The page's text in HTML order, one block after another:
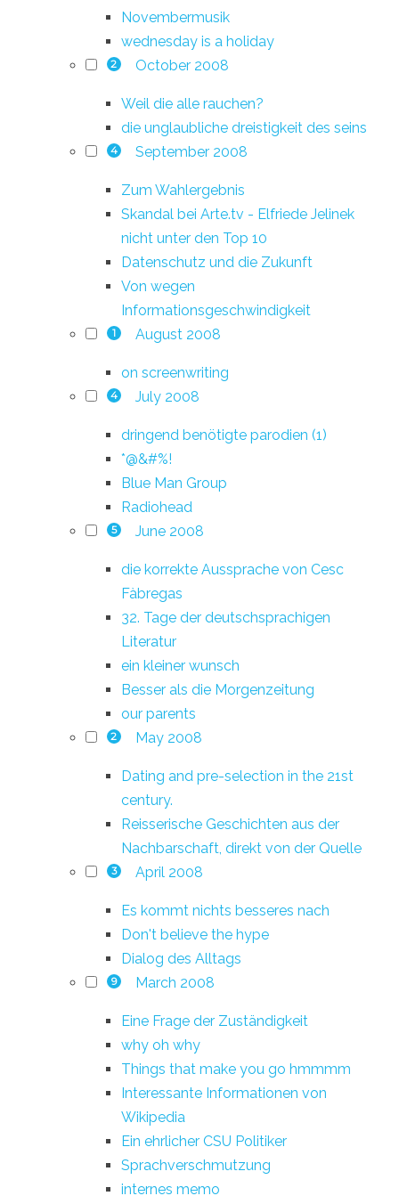
Novembermusik
wednesday is a holiday
2 October 2008
Weil die alle rauchen?
die unglaubliche dreistigkeit des seins
4 September 2008
Zum Wahlergebnis
Skandal bei Arte.tv - Elfriede Jelinek
nicht unter den Top 10
Datenschutz und die Zukunft
Von wegen
Informationsgeschwindigkeit
1 August 2008
on screenwriting
4 July 2008
dringend benötigte parodien (1)
*@&#%!
Blue Man Group
Radiohead
5 June 2008
die korrekte Aussprache von Cesc
Fàbregas
32. Tage der deutschsprachigen
Literatur
ein kleiner wunsch
Besser als die Morgenzeitung
our parents
2 May 2008
Dating and pre-selection in the 21st
century.
Reisserische Geschichten aus der
Nachbarschaft, direkt von der Quelle
3 April 2008
Es kommt nichts besseres nach
Don't believe the hype
Dialog des Alltags
9 March 2008
Eine Frage der Zuständigkeit
why oh why
Things that make you go hmmmm
Interessante Informationen von
Wikipedia
Ein ehrlicher CSU Politiker
Sprachverschmutzung
internes memo